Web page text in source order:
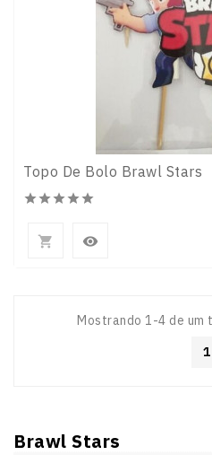
Topo De Bolo Brawl Stars

 
Mostrando 1-4 de
1
Brawl Stars